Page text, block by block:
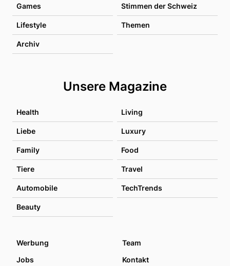
Games Stimmen der Schweiz
Lifestyle Themen
Archiv
Unsere Magazine
Health Living
Liebe Luxury
Family Food
Tiere Travel
Automobile TechTrends
Beauty
Werbung
Team
Jobs
Kontakt